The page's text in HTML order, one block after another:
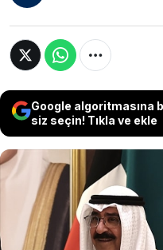
Google algoritmasına
siz seçin! Tıkla ve ekle
es-